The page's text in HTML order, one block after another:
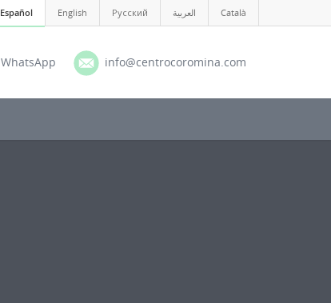
Español English Русский العربية Català
WhatsApp info@centrocoromina.com